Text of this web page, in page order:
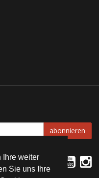
Ihre weiter
Sie uns Ihre
abonnieren